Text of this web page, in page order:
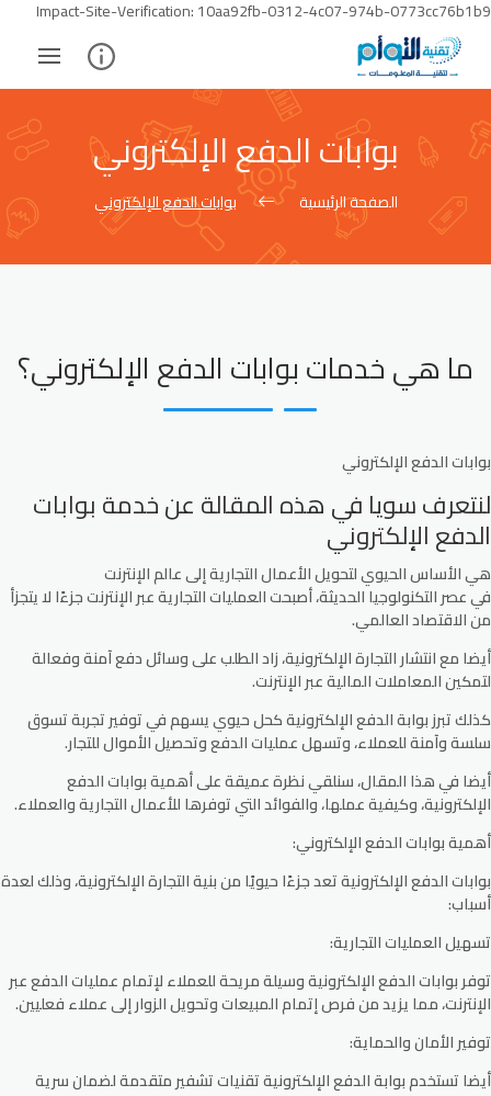
Impact-Site-Verification: 10aa92fb-0312-4c07-974b-0773cc76b1b9
بوابات الدفع الإلكتروني
الصفحة الرئيسية بوابات الدفع الإلكتروني
ما هي خدمات بوابات الدفع الإلكتروني؟
بوابات الدفع الإلكتروني
لنتعرف سويا في هذه المقالة عن خدمة بوابات
الدفع الإلكتروني
هي الأساس الحيوي لتحويل الأعمال التجارية إلى عالم الإنترنت
في عصر التكنولوجيا الحديثة، أصبحت العمليات التجارية عبر الإنترنت جزءًا لا يتجزأ
من الاقتصاد العالمي.
أيضا مع انتشار التجارة الإلكترونية، زاد الطلب على وسائل دفع آمنة وفعالة
لتمكين المعاملات المالية عبر الإنترنت.
كذلك تبرز بوابة الدفع الإلكترونية كحل حيوي يسهم في توفير تجربة تسوق
سلسة وآمنة للعملاء، وتسهل عمليات الدفع وتحصيل الأموال للتجار.
أيضا في هذا المقال، سنلقي نظرة عميقة على أهمية بوابات الدفع
الإلكترونية، وكيفية عملها، والفوائد التي توفرها للأعمال التجارية والعملاء.
أهمية بوابات الدفع الإلكتروني:
بوابات الدفع الإلكترونية تعد جزءًا حيويًا من بنية التجارة الإلكترونية، وذلك لعدة
أسباب:
تسهيل العمليات التجارية:
توفر بوابات الدفع الإلكترونية وسيلة مريحة للعملاء لإتمام عمليات الدفع عبر
الإنترنت، مما يزيد من فرص إتمام المبيعات وتحويل الزوار إلى عملاء فعليين.
توفير الأمان والحماية:
أيضا تستخدم بوابة الدفع الإلكترونية تقنيات تشفير متقدمة لضمان سرية